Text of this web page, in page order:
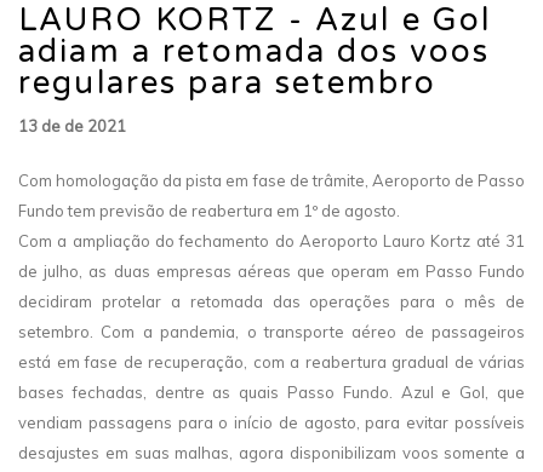
LAURO KORTZ - Azul e Gol
adiam a retomada dos voos
regulares para setembro
13 de de 2021
Com homologação da pista em fase de trâmite, Aeroporto de Passo
Fundo tem previsão de reabertura em 1º de agosto.
Com a ampliação do fechamento do Aeroporto Lauro Kortz até 31
de julho, as duas empresas aéreas que operam em Passo Fundo
decidiram protelar a retomada das operações para o mês de
setembro. Com a pandemia, o transporte aéreo de passageiros
está em fase de recuperação, com a reabertura gradual de várias
bases fechadas, dentre as quais Passo Fundo. Azul e Gol, que
vendiam passagens para o início de agosto, para evitar possíveis
desajustes em suas malhas, agora disponibilizam voos somente a